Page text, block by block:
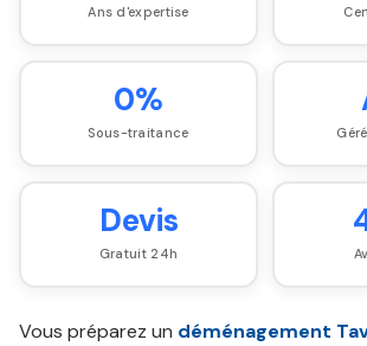
Ans d'expertise
0%
Sous-traitance
Devis
Gratuit 24h
Vous préparez un déménagement